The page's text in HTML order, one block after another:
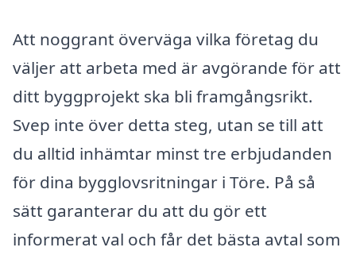
Att noggrant överväga vilka företag du
väljer att arbeta med är avgörande för att
ditt byggprojekt ska bli framgångsrikt.
Svep inte över detta steg, utan se till att
du alltid inhämtar minst tre erbjudanden
för dina bygglovsritningar i Töre. På så
sätt garanterar du att du gör ett
informerat val och får det bästa avtal som